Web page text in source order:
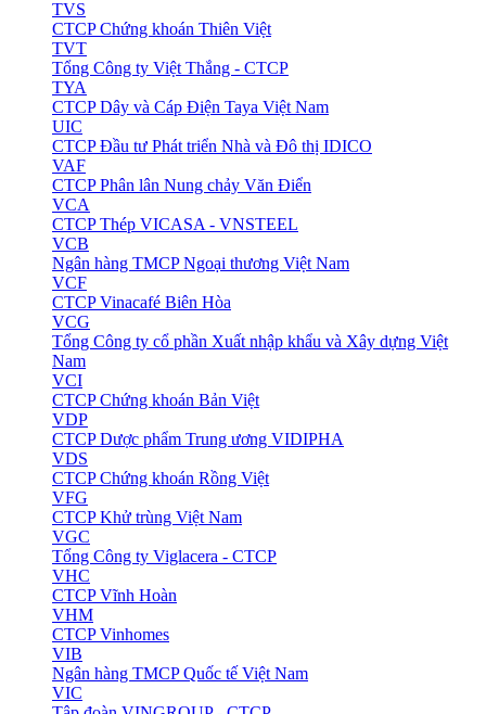
TVS
CTCP Chứng khoán Thiên Việt
TVT
Tổng Công ty Việt Thắng - CTCP
TYA
CTCP Dây và Cáp Điện Taya Việt Nam
UIC
CTCP Đầu tư Phát triển Nhà và Đô thị IDICO
VAF
CTCP Phân lân Nung chảy Văn Điển
VCA
CTCP Thép VICASA - VNSTEEL
VCB
Ngân hàng TMCP Ngoại thương Việt Nam
VCF
CTCP Vinacafé Biên Hòa
VCG
Tổng Công ty cổ phần Xuất nhập khẩu và Xây dựng Việt
Nam
VCI
CTCP Chứng khoán Bản Việt
VDP
CTCP Dược phẩm Trung ương VIDIPHA
VDS
CTCP Chứng khoán Rồng Việt
VFG
CTCP Khử trùng Việt Nam
VGC
Tổng Công ty Viglacera - CTCP
VHC
CTCP Vĩnh Hoàn
VHM
CTCP Vinhomes
VIB
Ngân hàng TMCP Quốc tế Việt Nam
VIC